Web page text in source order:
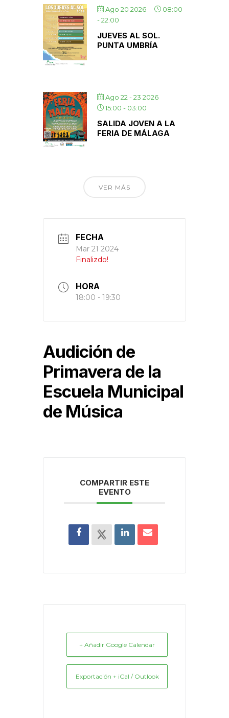
Ago 20 2026
08:00
-22:00
JUEVES AL SOL.
PUNTA UMBRÍA
Ago 22 - 23 2026
15:00 - 03:00
SALIDA JOVEN A LA
FERIA DE MÁLAGA
VER MÁS
FECHA
Mar 21 2024
Finalizdo!
HORA
18:00 - 19:30
Audición de
Primavera de la
Escuela Municipal
de Música
COMPARTIR ESTE
EVENTO
+ Añadir Google Calendar
Exportación + iCal / Outlook